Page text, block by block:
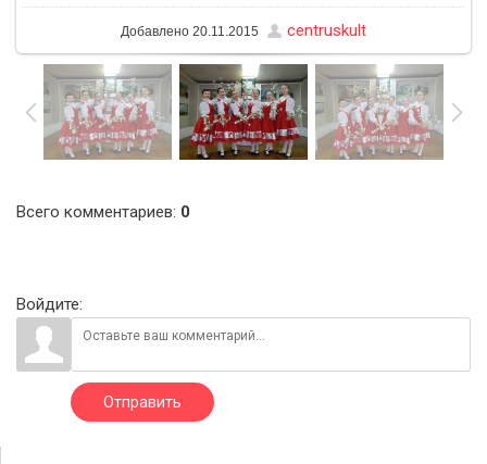
Добавлено 20.11.2015 centruskult
Всего комментариев: 0
Войдите:
Отправить